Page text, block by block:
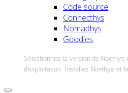
Code source
Connecthys
Nomadhys
Goodies
Sélectionnez la version de
d'exploitation. Installez Noethys et